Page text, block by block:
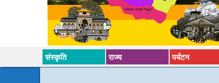
संस्कृति राज्य पर्यटन